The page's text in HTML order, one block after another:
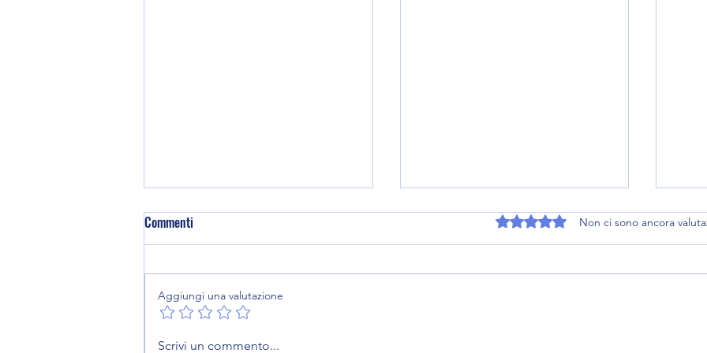
17. Come prepararsi alla visita
Commenti Valutazione 0 stelle su 5.
Non ci sono ancora
Aggiungi una valutazione
Scrivi un commento...